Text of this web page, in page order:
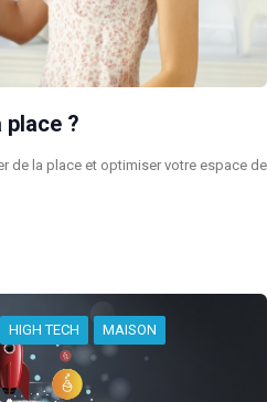
place ?
de la place et optimiser votre espace de
HIGH TECH MAISON